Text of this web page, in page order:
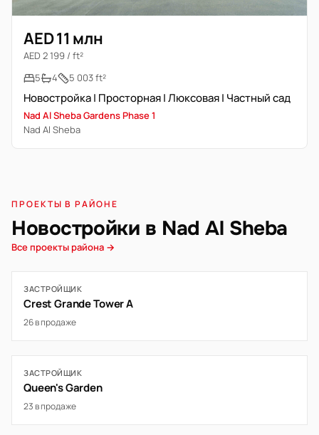
AED 11 млн
AED 2 199 / ft²
5
4 5 003 ft²
Новостройка | Просторная | Люксовая | Частный сад
Nad Al Sheba Gardens Phase 1
Nad Al Sheba
ПРОЕКТЫ В РАЙОНЕ
Новостройки в Nad Al Sheba
Все проекты района →
ЗАСТРОЙЩИК
Crest Grande Tower A
26 в продаже
ЗАСТРОЙЩИК
Queen's Garden
23 в продаже